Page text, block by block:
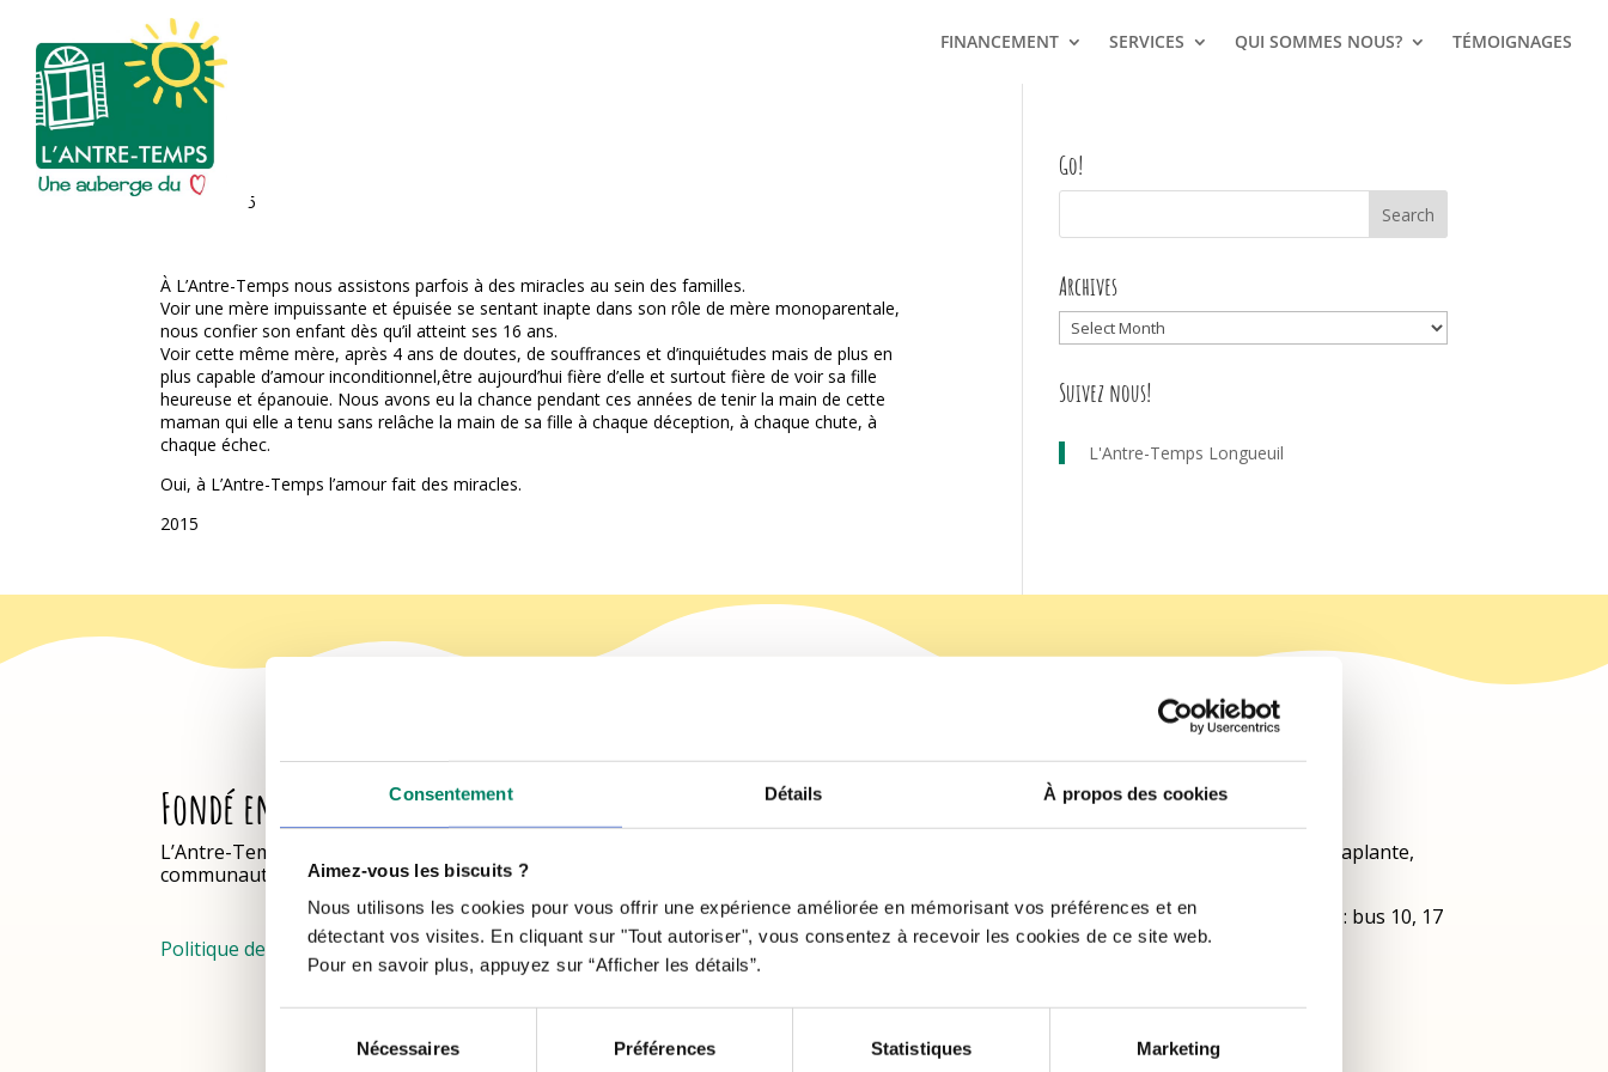
Consentement Détails À propos des cookies
Aimez-vous les biscuits ?
Nous utilisons les cookies pour vous offrir une expérience améliorée en mémorisant vos préférences et en
détectant vos visites. En cliquant sur "Tout autoriser", vous consentez à recevoir les cookies de ce site web.
Pour en savoir plus, appuyez sur “Afficher les détails”.
Nécessaires Préférences Statistiques Marketing
FINANCEMENT SERVICES QUI SOMMES NOUS? TÉMOIGNAGES
Nicole
Jun 22, 2015
À L’Antre-Temps nous assistons parfois à des miracles au sein des familles.
Voir une mère impuissante et épuisée se sentant inapte dans son rôle de mère monoparentale,
nous confier son enfant dès qu’il atteint ses 16 ans.
Voir cette même mère, après 4 ans de doutes, de souffrances et d’inquiétudes mais de plus en
plus capable d’amour inconditionnel,être aujourd’hui fière d’elle et surtout fière de voir sa fille
heureuse et épanouie. Nous avons eu la chance pendant ces années de tenir la main de cette
maman qui elle a tenu sans relâche la main de sa fille à chaque déception, à chaque chute, à
chaque échec.
Oui, à L’Antre-Temps l’amour fait des miracles.
2015
Go!
Archives
Archives
Suivez nous!
L'Antre-Temps Longueuil
Fondé en 1985
L’Antre-Temps est un organisme
communautaire aux services des jeunes.
Politique de confidentialité
Nous sommes ici
950 allée Thérèse-Dallaire-Laplante,
À partir du métro Longueuil : bus 10, 17
ou 117
admin@antre-temps.org